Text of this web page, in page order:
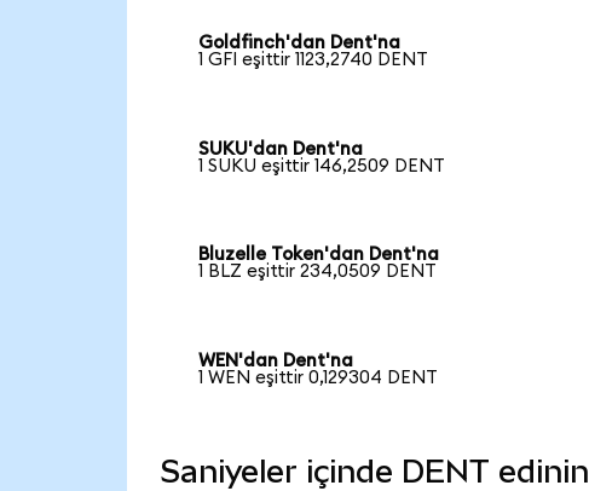
Goldfinch'dan Dent'na
1 GFI eşittir 1123,2740 DENT
SUKU'dan Dent'na
1 SUKU eşittir 146,2509 DENT
Bluzelle Token'dan Dent'na
1 BLZ eşittir 234,0509 DENT
WEN'dan Dent'na
1 WEN eşittir 0,129304 DENT
Saniyeler içinde DENT edinin